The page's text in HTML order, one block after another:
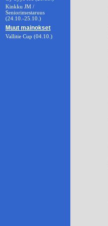
Kinkku JM /
Seniorimestaruus
(24.10.-25.10.)
Muut mainokset
Vallitie Cup (04.10.)